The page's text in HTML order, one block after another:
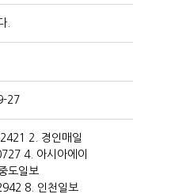
.
27
2. 경인매일
4. 아시아에이
도일보
8. 인천일보